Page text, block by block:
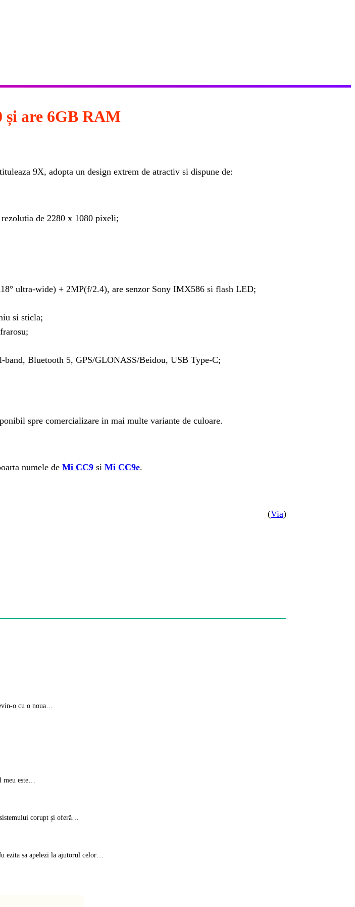
și are 6GB RAM
9X, adopta un design extrem de atractiv si dispune de:
de 2280 x 1080 pixeli;
ultra-wide) + 2MP(f/2.4), are senzor Sony IMX586 si flash LED;
si sticla;
Bluetooth 5, GPS/GLONASS/Beidou, USB Type-C;
spre comercializare in mai multe variante de culoare.
numele de Mi CC9 si Mi CC9e.
(Via)
o cu o noua…
meu este…
corupt și oferă…
ezita sa apelezi la ajutorul celor…